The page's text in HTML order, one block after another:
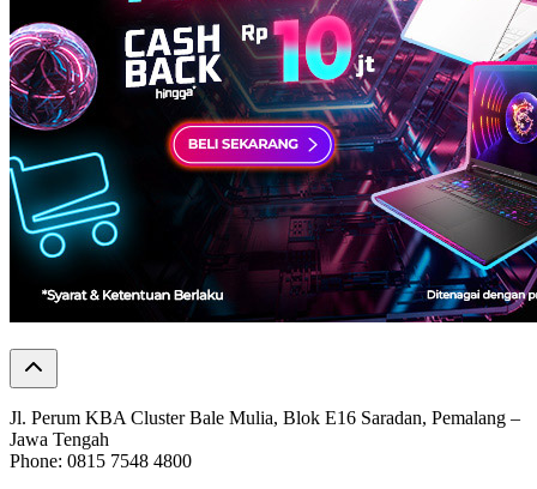
Jl. Perum KBA Cluster Bale Mulia, Blok E16 Saradan, Pemalang –
Jawa Tengah
Phone: 0815 7548 4800